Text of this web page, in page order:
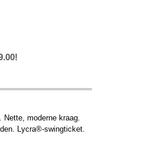
Nette, moderne kraag.
Lycra®-swingticket.